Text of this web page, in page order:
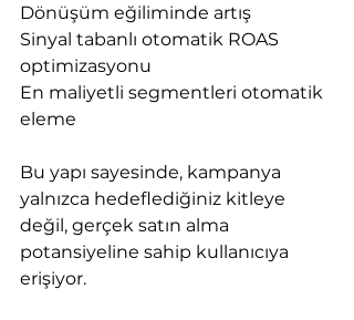
Dönüşüm eğiliminde artış
Sinyal tabanlı otomatik ROAS
optimizasyonu
En maliyetli segmentleri otomatik
eleme
Bu yapı sayesinde, kampanya
yalnızca hedeflediğiniz kitleye
değil, gerçek satın alma
potansiyeline sahip kullanıcıya
erişiyor.